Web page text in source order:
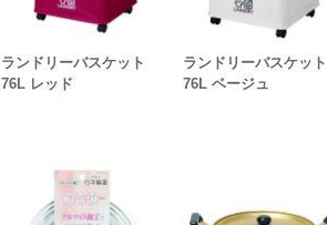
ランドリーバスケット
76L レッド
ランドリーバスケット
76L ベージュ